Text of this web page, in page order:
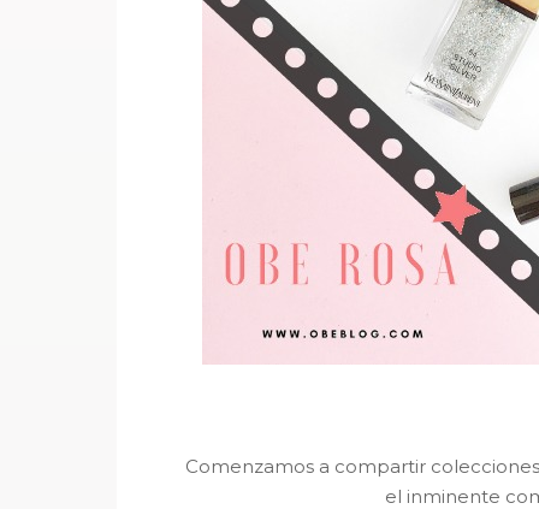
Comenzamos a compartir
el inminente